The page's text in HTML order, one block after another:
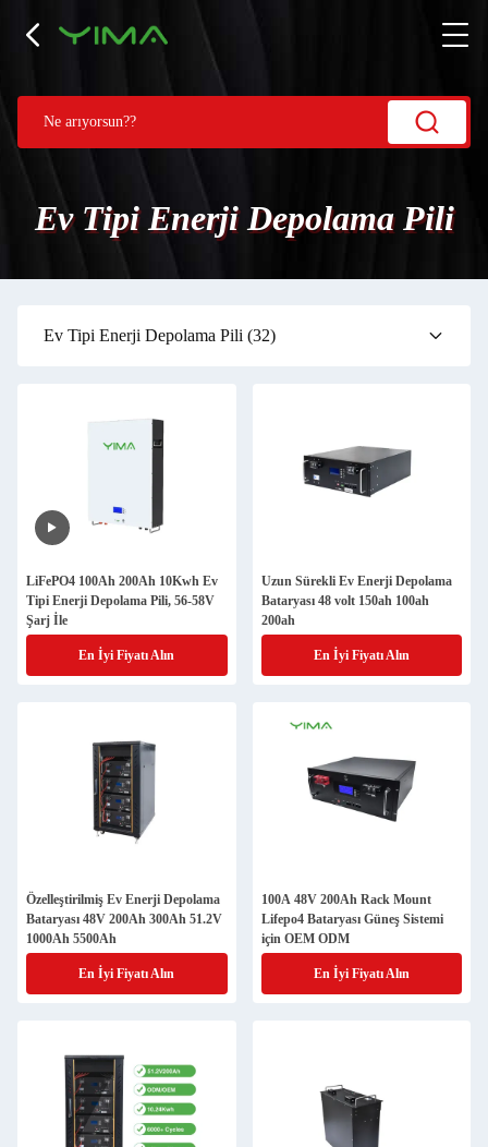
Ev Tipi Enerji Depolama Pili
Ev Tipi Enerji Depolama Pili (32)
LiFePO4 100Ah 200Ah 10Kwh Ev
Tipi Enerji Depolama Pili, 56-58V
Şarj İle
En İyi Fiyatı Alın
Uzun Sürekli Ev Enerji Depolama
Bataryası 48 volt 150ah 100ah
200ah
En İyi Fiyatı Alın
Özelleştirilmiş Ev Enerji Depolama
Bataryası 48V 200Ah 300Ah 51.2V
1000Ah 5500Ah
En İyi Fiyatı Alın
100A 48V 200Ah Rack Mount
Lifepo4 Bataryası Güneş Sistemi
için OEM ODM
En İyi Fiyatı Alın